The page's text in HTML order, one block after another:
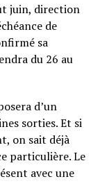
juin, direction
de
sa
du 26 au
d’un
sorties. Et si
on sait déjà
particulière. Le
avec une